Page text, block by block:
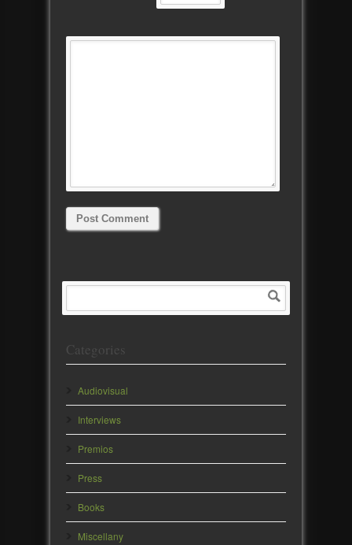
Categories
Audiovisual
Interviews
Premios
Press
Books
Miscellany